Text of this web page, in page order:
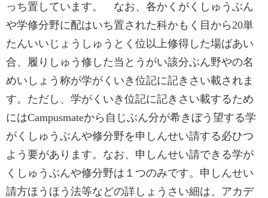
っち置しています。 なお、各かくがくしゅうぶん
や学修分野に配はいち置された科かもく目から20単
たんいいじょうしゅうとく位以上修得した場ばあい
合、履りしゅう修した当とうがい該分ぶん野やの名
めいしょう称が学がくいき位記に記きさい載されま
す。ただし、学がくいき位記に記きさい載するため
にはCampusmateから自じぶん分が希きぼう望する学
がくしゅうぶんや修分野を申しんせい請する必ひつ
よう要があります。なお、申しんせい請できる学が
くしゅうぶんや修分野は１つのみです。申しんせい
請方ほうほう法等などの詳しょうさい細は、アカデ